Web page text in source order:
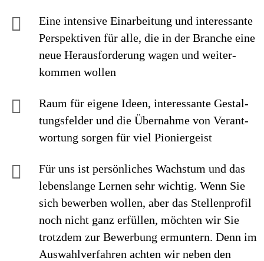
Eine intensive Einarbei­tung und interes­sante
Perspek­tiven für alle, die in der Branche eine
neue Heraus­forderung wagen und weiter­
kommen wollen
Raum für eigene Ideen, inte­res­sante Ge­stal­
tungs­felder und die Über­nahme von Ver­ant­
wor­tung sorgen für viel Pionier­geist
Für uns ist persönliches Wachstum und das
lebenslange Lernen sehr wichtig. Wenn Sie
sich bewerben wollen, aber das Stellenprofil
noch nicht ganz erfüllen, möchten wir Sie
trotzdem zur Bewerbung ermuntern. Denn im
Auswahlverfahren achten wir neben den